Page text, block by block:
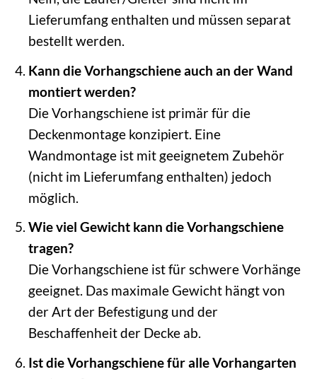
Lieferumfang enthalten und müssen separat
bestellt werden.
Kann die Vorhangschiene auch an der Wand
montiert werden?
Die Vorhangschiene ist primär für die
Deckenmontage konzipiert. Eine
Wandmontage ist mit geeignetem Zubehör
(nicht im Lieferumfang enthalten) jedoch
möglich.
Wie viel Gewicht kann die Vorhangschiene
tragen?
Die Vorhangschiene ist für schwere Vorhänge
geeignet. Das maximale Gewicht hängt von
der Art der Befestigung und der
Beschaffenheit der Decke ab.
Ist die Vorhangschiene für alle Vorhangarten